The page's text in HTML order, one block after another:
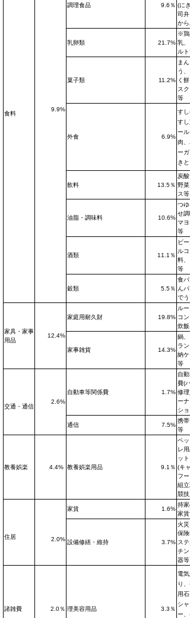
食料
9.9%
調理食品 9.6％ (に
司弁
から
乳卵類 21.7%
※鶏
乳、
ルト
菓子類 11.2%
まん
う、
く餅
スク
等
外食 6.9%
すし
すし
ール
肉、
ーガ
きと
飲料 13.5％
炭酸
野菜
ス等
油脂・調味料 10.6%
つゆ
せ調
マヨ
等
酒類 11.1％
ビー
ルコ
料、
等
穀類 5.5％
食パ
んパ
でう
家具・家事
用品
12.4%
家庭用耐久財 19.8%
ルー
コン
炊飯
家事雑貨 14.3%
鍋、
ラン
納ケ
等
交通・通信
2.6%
自動車等関係費 1.7%
自動
費(
修理
ーナ
ショ
通信 7.5%
携帯
等
教養娯楽 4.4% 教養娯楽用品 9.1％
ペッ
レ用
ット
(キ
フー
組立
競技
住居 2.0%
家賃 1.6%
持家
家賃
設備修繕・維持 3.7%
火災
保険
ステ
チン
器等
諸雑費 2.0％ 理美容用品 3.3％
電気
り、
用石
シャ
ー、